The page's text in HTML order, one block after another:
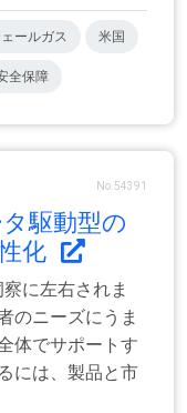
ールガス 米国
全保障
No.54391
駆動型の
化
に左右されま
のニーズにうま
体でサポートす
には、製品と市